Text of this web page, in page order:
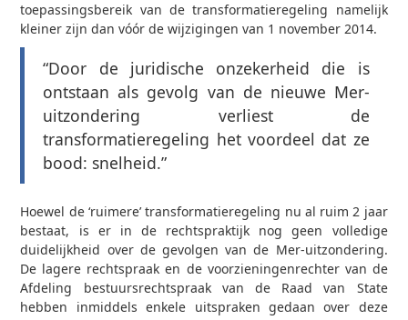
toepassingsbereik van de transformatieregeling namelijk
kleiner zijn dan vóór de wijzigingen van 1 november 2014.
“Door de juridische onzekerheid die is
ontstaan als gevolg van de nieuwe Mer-
uitzondering verliest de
transformatieregeling het voordeel dat ze
bood: snelheid.”
Hoewel de ‘ruimere’ transformatieregeling nu al ruim 2 jaar
bestaat, is er in de rechtspraktijk nog geen volledige
duidelijkheid over de gevolgen van de Mer-uitzondering.
De lagere rechtspraak en de voorzieningenrechter van de
Afdeling bestuursrechtspraak van de Raad van State
hebben inmiddels enkele uitspraken gedaan over deze